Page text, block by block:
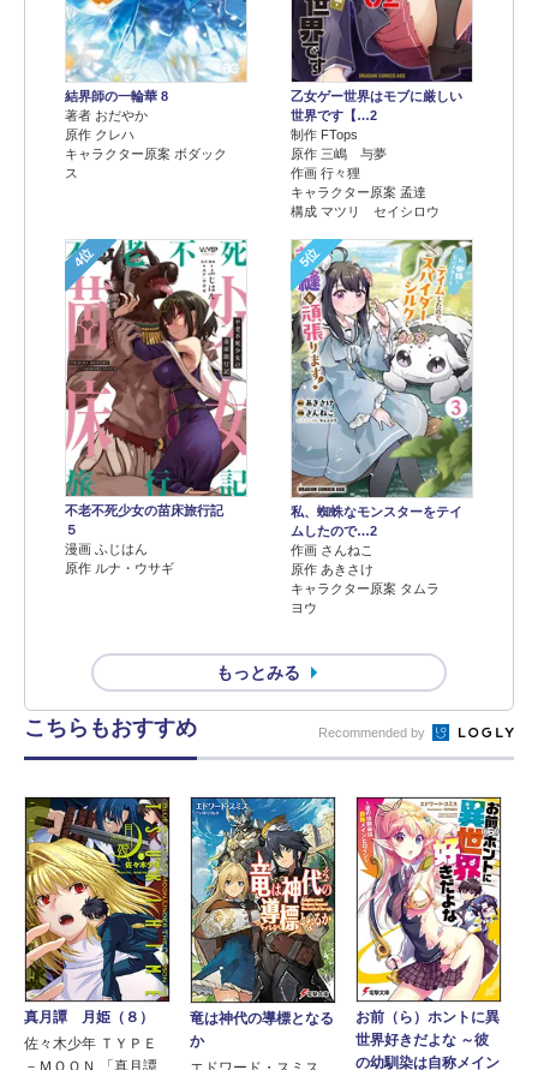
結界師の一輪華 8
著者 おだやか
原作 クレハ
キャラクター原案 ボダック
ス
乙女ゲー世界はモブに厳しい
世界です【…2
制作 FTops
原作 三嶋 与夢
作画 行々狸
キャラクター原案 孟達
構成 マツリ セイシロウ
4位
不老不死少女の苗床旅行記
５
漫画 ふじはん
原作 ルナ・ウサギ
5位
私、蜘蛛なモンスターをテイ
ムしたので…2
作画 さんねこ
原作 あきさけ
キャラクター原案 タムラ
ヨウ
もっとみる
こちらもおすすめ Recommended by
真月譚 月姫（８）
佐々木少年 ＴＹＰＥ
竜は神代の導標となる
か
お前（ら）ホントに異
世界好きだよな ～彼
の幼馴染は自称メイン